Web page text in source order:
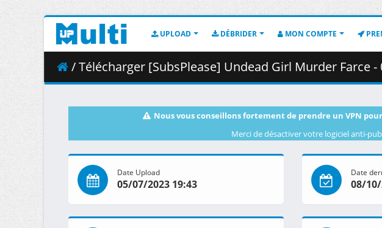
UPLOAD DÉBRIDER MON COMPTE
/ Télécharger [SubsPlease] Undead Girl Murder Farce - 01
Nous vous conseillons fortement de prendre un VPN
Merci de désactiver votre logiciel anti-
Date Upload
05/07/2023 19:43
Date
08/